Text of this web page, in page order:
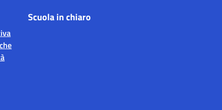
Scuola in chiaro